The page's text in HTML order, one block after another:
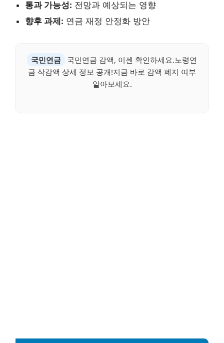
통과 가능성: 전망과 예상되는 영향
향후 과제: 연금 재정 안정화 방안
국민연금
국민연금 감액, 이젠 확인하세요.노령연
금 삭감액 상세 정보 공개!지금 바로 감액 폐지 여부
알아보세요.